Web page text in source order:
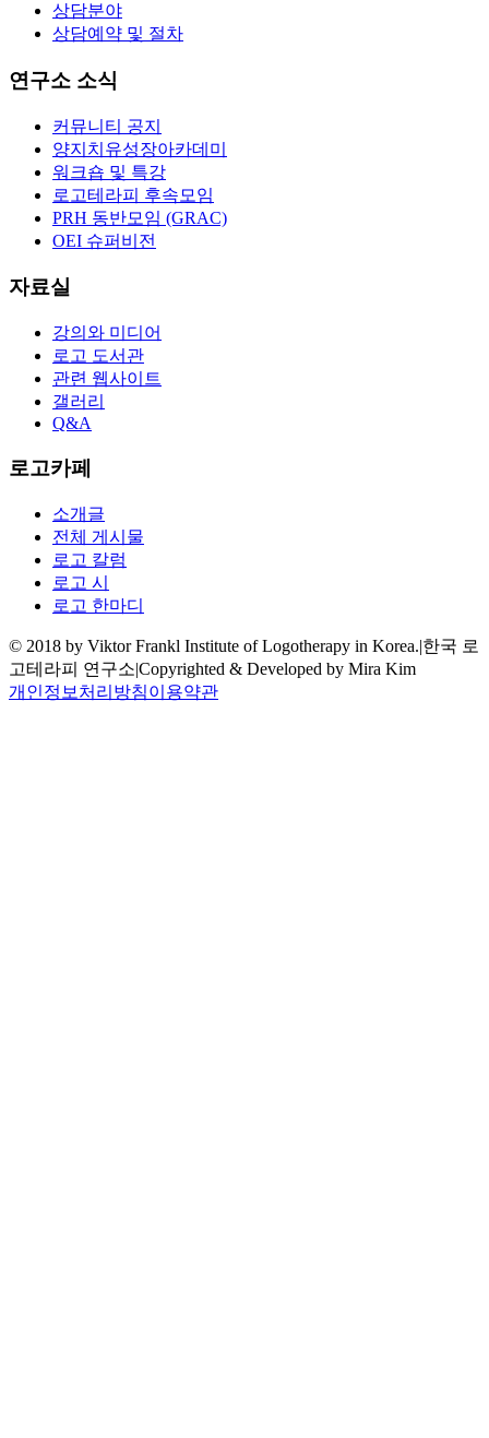
상담분야
상담예약 및 절차
연구소 소식
커뮤니티 공지
양지치유성장아카데미
워크숍 및 특강
로고테라피 후속모임
PRH 동반모임 (GRAC)
OEI 슈퍼비전
자료실
강의와 미디어
로고 도서관
관련 웹사이트
갤러리
Q&A
로고카페
소개글
전체 게시물
로고 칼럼
로고 시
로고 한마디
© 2018 by Viktor Frankl Institute of Logotherapy in Korea.|한국 로
고테라피 연구소|Copyrighted & Developed by Mira Kim
개인정보처리방침이용약관